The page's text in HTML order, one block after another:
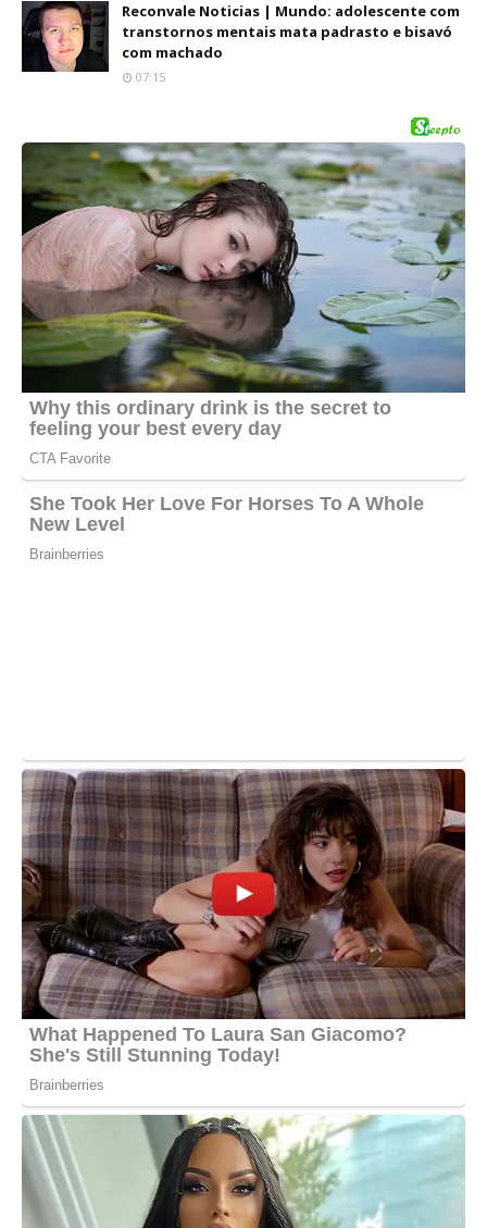
Reconvale Noticias | Mundo: adolescente com
transtornos mentais mata padrasto e bisavó
com machado
07:15